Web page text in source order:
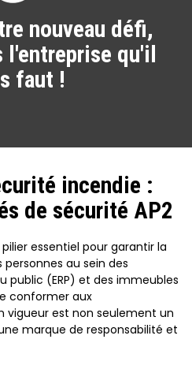
nouveau défi,
l'entreprise qu'il
faut !
incendie :
de sécurité AP2
essentiel pour garantir la
au sein des
public (ERP) et des immeubles
conformer aux
vigueur est non seulement un
marque de responsabilité et